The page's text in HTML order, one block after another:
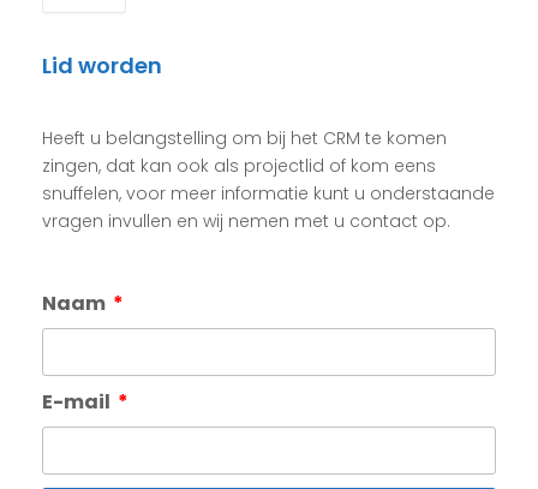
Lid worden
Heeft u belangstelling om bij het CRM te komen
zingen, dat kan ook als projectlid of kom eens
snuffelen, voor meer informatie kunt u onderstaande
vragen invullen en wij nemen met u contact op.
Naam
E-mail